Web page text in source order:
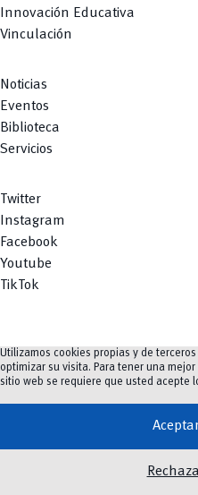
Innovación Educativa
Vinculación
Noticias
Eventos
Biblioteca
Servicios
Twitter
Instagram
Facebook
Youtube
TikTok
©2023-2026UCuenca.
Utilizamos cookies propias y de
optimizar su visita. Para tener una
sitio web se requiere que usted acepte